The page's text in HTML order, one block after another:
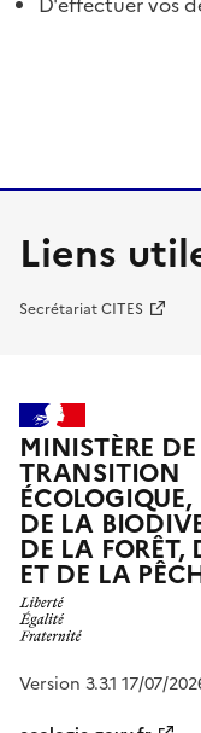
Liens
Secrétariat CITES
MINISTÈRE
TRANSITION
ÉCOLOGIQUE,
DE LA
DE LA FORÊT,
ET DE LA
Version 3.3.1 17/07/